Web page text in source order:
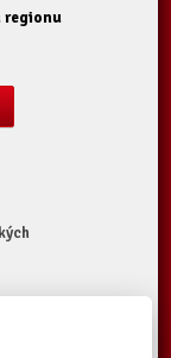
regionu